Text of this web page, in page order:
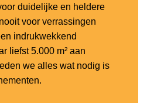
duidelijke en heldere
voor verrassingen
indrukwekkend
liefst 5.000 m² aan
we alles wat nodig is